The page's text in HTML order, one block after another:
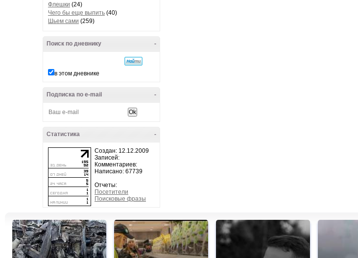
Флешки (24)
Чего бы еще выпить (40)
Шьем сами (259)
-
Поиск по дневнику
в этом дневнике
-
Подписка по e-mail
-
Статистика
Создан: 12.12.2009
Записей:
Комментариев:
Написано: 67739
Отчеты:
Посетители
Поисковые фразы